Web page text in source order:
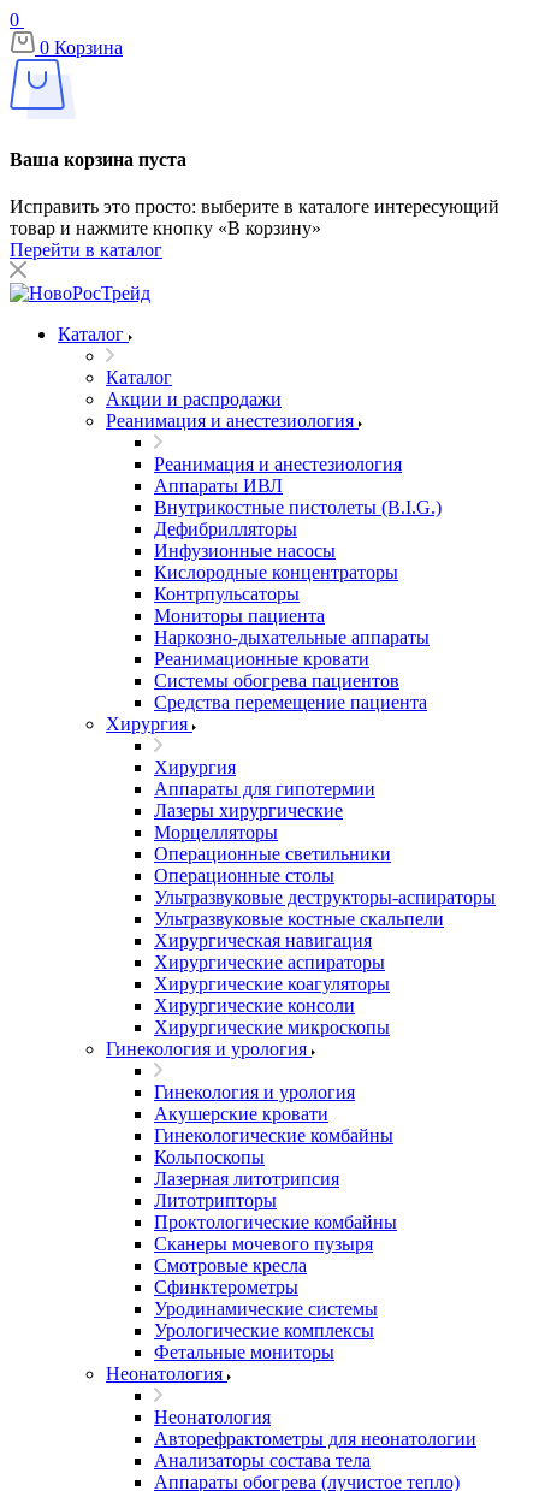
0
0 Корзина
Ваша корзина пуста
Исправить это просто: выберите в каталоге интересующий
товар и нажмите кнопку «В корзину»
Перейти в каталог
Каталог
Каталог
Акции и распродажи
Реанимация и анестезиология
Реанимация и анестезиология
Аппараты ИВЛ
Внутрикостные пистолеты (B.I.G.)
Дефибрилляторы
Инфузионные насосы
Кислородные концентраторы
Контрпульсаторы
Мониторы пациента
Наркозно-дыхательные аппараты
Реанимационные кровати
Системы обогрева пациентов
Средства перемещение пациента
Хирургия
Хирургия
Аппараты для гипотермии
Лазеры хирургические
Морцелляторы
Операционные светильники
Операционные столы
Ультразвуковые деструкторы-аспираторы
Ультразвуковые костные скальпели
Хирургическая навигация
Хирургические аспираторы
Хирургические коагуляторы
Хирургические консоли
Хирургические микроскопы
Гинекология и урология
Гинекология и урология
Акушерские кровати
Гинекологические комбайны
Кольпоскопы
Лазерная литотрипсия
Литотрипторы
Проктологические комбайны
Сканеры мочевого пузыря
Смотровые кресла
Сфинктерометры
Уродинамические системы
Урологические комплексы
Фетальные мониторы
Неонатология
Неонатология
Авторефрактометры для неонатологии
Анализаторы состава тела
Аппараты обогрева (лучистое тепло)